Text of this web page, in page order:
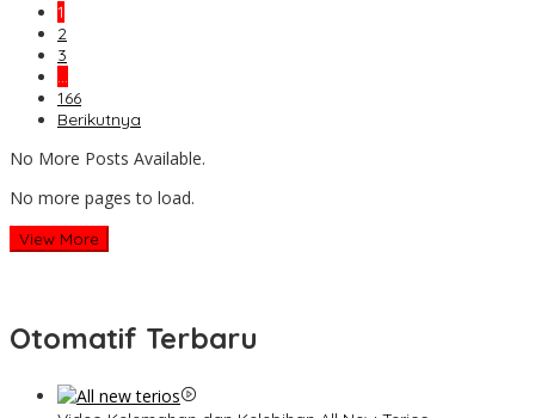
1
2
3
…
166
Berikutnya
No More Posts Available.
No more pages to load.
View More
Otomatif Terbaru